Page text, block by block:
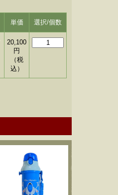
単価 選択/個数
20,100
円
（税
込）